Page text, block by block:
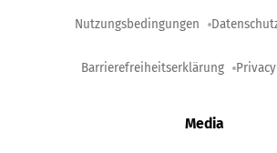
Nutzungsbedingungen
Barrierefreiheitserklärung
Media